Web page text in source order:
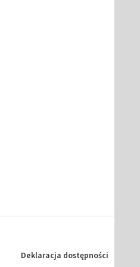
Deklaracja dostępności